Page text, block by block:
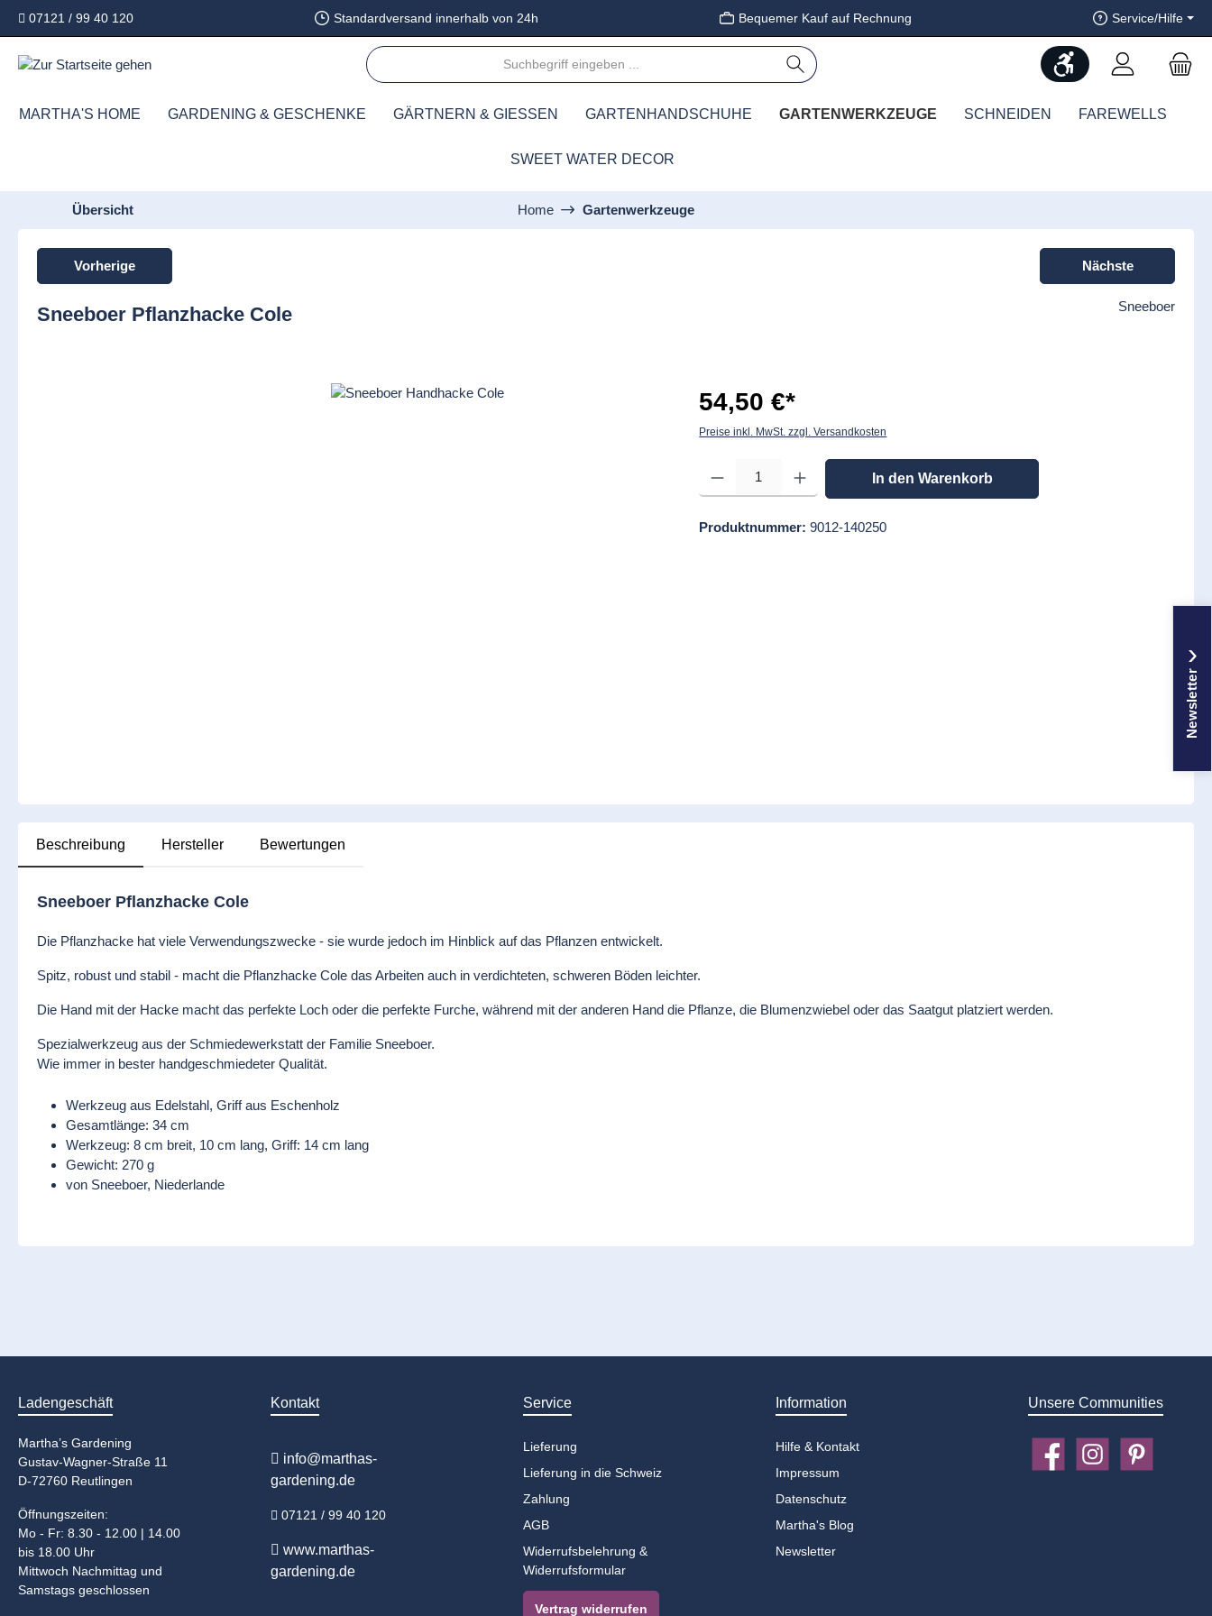
Zur Hauptnavigation springen
07121 / 99 40 120 Standardversand innerhalb von 24h Bequemer Kauf auf Rechnung Service/Hilfe
Werkzeugleiste
MARTHA'S HOME GARDENING & GESCHENKE GÄRTNERN & GIESSEN GARTENHANDSCHUHE GARTENWERKZEUGE SCHNEIDEN FAREWELLS
SWEET WATER DECOR
Übersicht Home Gartenwerkzeuge
Vorherige Nächste
Sneeboer Pflanzhacke Cole Sneeboer
54,50 €*
Preise inkl. MwSt. zzgl. Versandkosten
Produkt Anzahl: Gib den gewünschten Wert ein oder benutze die Schaltflächen um die Anzahl zu
In den Warenkorb
Produktnummer:9012-140250
Beschreibung Hersteller Bewertungen
Sneeboer Pflanzhacke Cole
Die Pflanzhacke hat viele Verwendungszwecke - sie wurde jedoch im Hinblick auf das Pflanzen entwickelt.
Spitz, robust und stabil - macht die Pflanzhacke Cole das Arbeiten auch in verdichteten, schweren Böden leichter.
Die Hand mit der Hacke macht das perfekte Loch oder die perfekte Furche, während mit der anderen Hand die Pflanze, die Blumenzwiebel oder das Saatgut platziert werden.
Spezialwerkzeug aus der Schmiedewerkstatt der Familie Sneeboer.
Wie immer in bester handgeschmiedeter Qualität.
Werkzeug aus Edelstahl, Griff aus Eschenholz
Gesamtlänge: 34 cm
Werkzeug: 8 cm breit, 10 cm lang, Griff: 14 cm lang
Gewicht: 270 g
von Sneeboer, Niederlande
Ladengeschäft
Martha’s Gardening
Gustav-Wagner-Straße 11
D-72760 Reutlingen
Öffnungszeiten:
Mo - Fr: 8.30 - 12.00 | 14.00
bis 18.00 Uhr
Mittwoch Nachmittag und
Samstags geschlossen
Service
Lieferung
Lieferung in die Schweiz
Zahlung
AGB
Widerrufsbelehrung &
Widerrufsformular
Vertrag widerrufen
Information
Hilfe & Kontakt
Impressum
Datenschutz
Martha's Blog
Newsletter
Kontakt
info@marthas-
gardening.de
07121 / 99 40 120
www.marthas-
gardening.de
Unsere Communities
FacebookInstagramPinterest
›
Newsletter